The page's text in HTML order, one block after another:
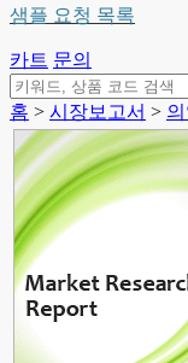
샘플 요청 목록
카트 문의
홈 > 시장보고서 >